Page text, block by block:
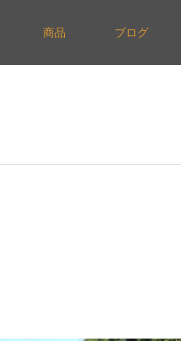
商品 ブログ